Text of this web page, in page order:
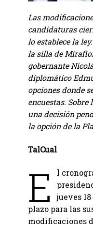
Las
candidaturas
lo establece la
la silla de
gobernante
diplomático
opciones donde
encuestas.
una decisión
la opción de la
TalCual
E
l
jueves
plazo para las
modificaciones